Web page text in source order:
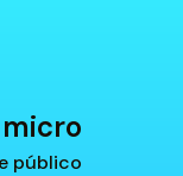
público